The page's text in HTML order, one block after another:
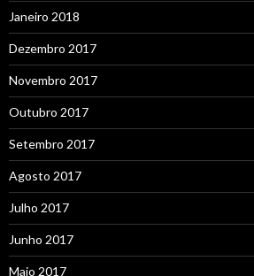
Janeiro 2018
Dezembro 2017
Novembro 2017
Outubro 2017
Setembro 2017
Agosto 2017
Julho 2017
Junho 2017
Maio 2017